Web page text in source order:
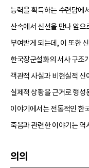
능력을 획득하는 수련담에
산속에서 신선을 만나 앞
부여받게 되는데, 이 또한
한국장군설화의 서사 구조
객관적 사실과 비현실적 신
실제적 상황을 근거로 형
이야기에서는 전통적인 한
죽음과 관련한 이야기는 역
의의